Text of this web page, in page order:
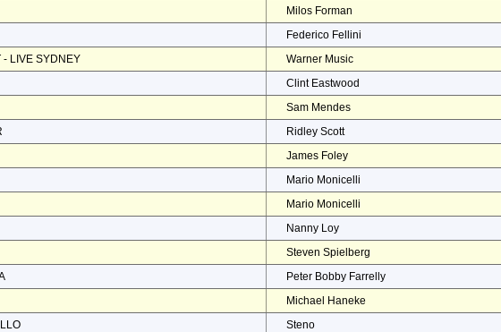
Milos Forman
Federico Fellini
- LIVE SYDNEY
Warner Music
Clint Eastwood
Sam Mendes
Ridley Scott
James Foley
Mario Monicelli
Mario Monicelli
Nanny Loy
Steven Spielberg
Peter Bobby Farrelly
Michael Haneke
Steno